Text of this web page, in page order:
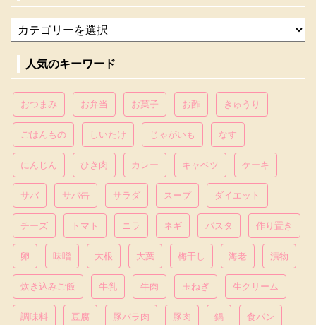
人気のキーワード
おつまみ お弁当 お菓子 お酢 きゅうり
ごはんもの しいたけ じゃがいも なす
にんじん ひき肉 カレー キャベツ ケーキ
サバ サバ缶 サラダ スープ ダイエット
チーズ トマト ニラ ネギ パスタ 作り置き
卵 味噌 大根 大葉 梅干し 海老 漬物
炊き込みご飯 牛乳 牛肉 玉ねぎ 生クリーム
調味料 豆腐 豚バラ肉 豚肉 鍋 食パン